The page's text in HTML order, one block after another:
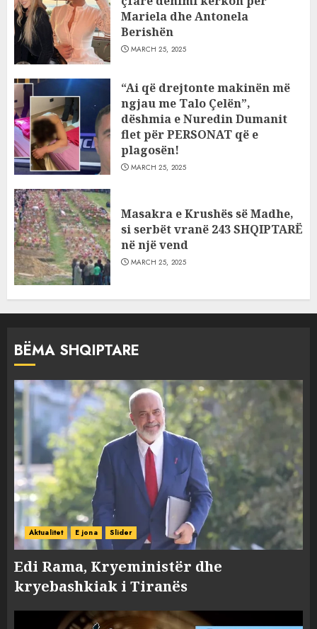
Mariela dhe Antonela
Berishën
MARCH 25, 2025
“Ai që drejtonte makinën më
ngjau me Talo Çelën”,
dëshmia e Nuredin Dumanit
flet për PERSONAT që e
plagosën!
MARCH 25, 2025
Masakra e Krushës së Madhe,
si serbët vranë 243 SHQIPTARË
në një vend
MARCH 25, 2025
BËMA SHQIPTARE
Aktualitet E jona Slider
Edi Rama, Kryeministër dhe
kryebashkiak i Tiranës